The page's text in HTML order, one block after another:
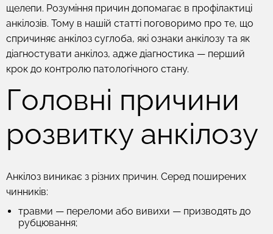
щелепи. Розуміння причин допомагає в профілактиці
анкілозів. Тому в нашій статті поговоримо про те, що
спричиняє анкілоз суглоба, які ознаки анкілозу та як
діагностувати анкілоз, адже діагностика — перший
крок до контролю патологічного стану.
Головні причини
розвитку анкілозу
Анкілоз виникає з різних причин. Серед поширених
чинників:
травми — переломи або вивихи — призводять до
рубцювання;